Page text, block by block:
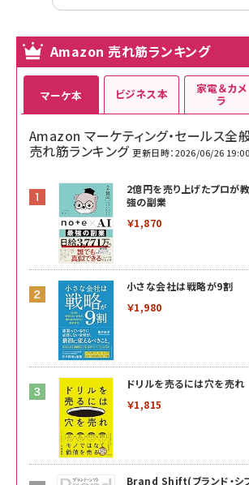
Amazon 売れ筋ランキング
マーケ本
Amazon マーケティング・セールス全
売れ筋ランキング 更新日時：2026/06/26 19:00
2億円を売り上げたプロ
強の副業
￥1,870
小さな会社は戦略が9割
￥1,980
ドリルを売るには穴を売れ
￥1,815
Brand Shift(ブランド・シ
ビジネス本 家電＆カメ
ラ